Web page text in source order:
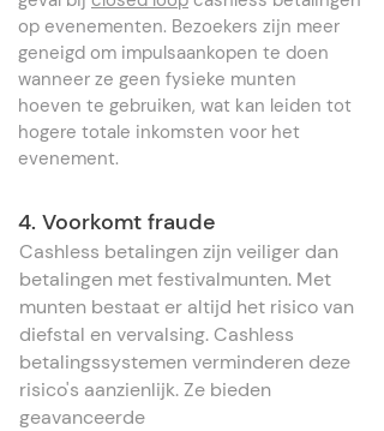
op evenementen. Bezoekers zijn meer
geneigd om impulsaankopen te doen
wanneer ze geen fysieke munten
hoeven te gebruiken, wat kan leiden tot
hogere totale inkomsten voor het
evenement.
4. Voorkomt fraude
Cashless betalingen zijn veiliger dan
betalingen met festivalmunten. Met
munten bestaat er altijd het risico van
diefstal en vervalsing. Cashless
betalingssystemen verminderen deze
risico's aanzienlijk. Ze bieden
geavanceerde